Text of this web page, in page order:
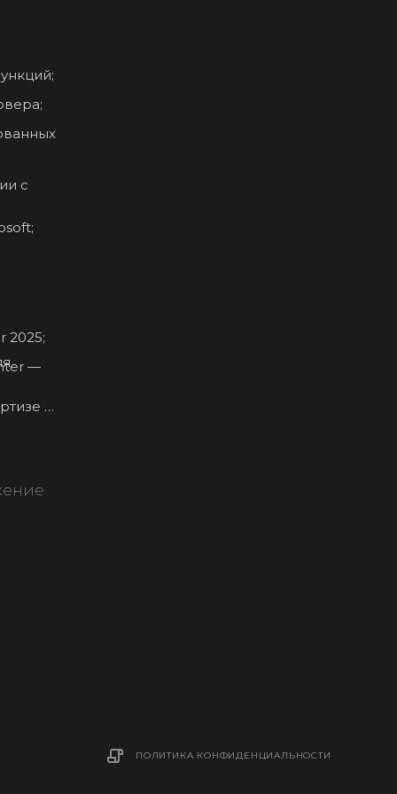
с
2025;
—
—
ПОЛИТИКА КОНФИДЕНЦИАЛЬНОСТИ